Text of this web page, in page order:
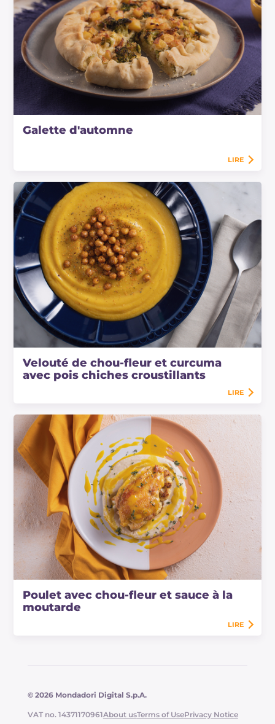
Galette d'automne
LIRE
Velouté de chou-fleur et curcuma
avec pois chiches croustillants
LIRE
Poulet avec chou-fleur et sauce à la
moutarde
LIRE
© 2026 Mondadori Digital S.p.A.
VAT no. 14371170961About usTerms of UsePrivacy Notice